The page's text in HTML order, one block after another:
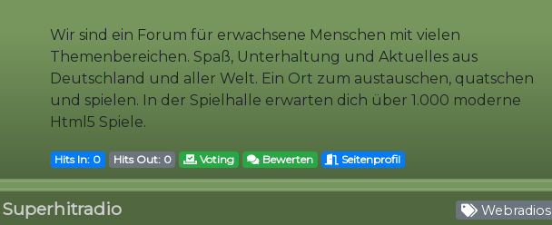
Wir sind ein Forum für erwachsene Menschen mit vielen
Themenbereichen. Spaß, Unterhaltung und Aktuelles aus
Deutschland und aller Welt. Ein Ort zum austauschen, quatschen
und spielen. In der Spielhalle erwarten dich über 1.000 moderne
Html5 Spiele.
Hits In: 0 Hits Out: 0 Voting Bewerten Seitenprofil
Superhitradio Webradios